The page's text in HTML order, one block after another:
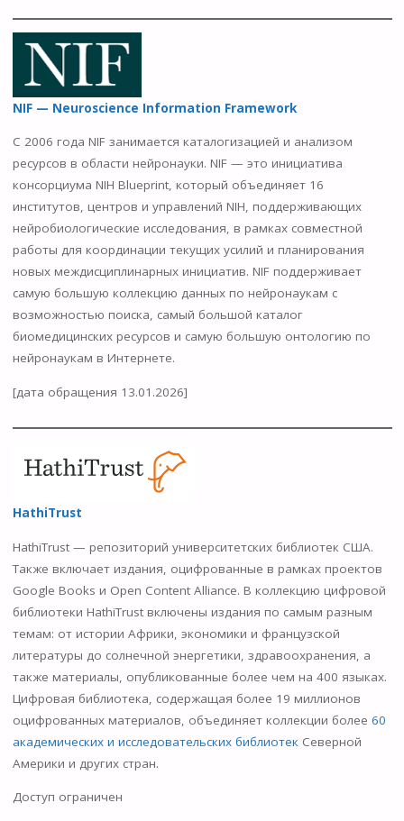
NIF — Neuroscience Information Framework
С 2006 года NIF занимается каталогизацией и анализом
ресурсов в области нейронауки. NIF — это инициатива
консорциума NIH Blueprint, который объединяет 16
институтов, центров и управлений NIH, поддерживающих
нейробиологические исследования, в рамках совместной
работы для координации текущих усилий и планирования
новых междисциплинарных инициатив. NIF поддерживает
самую большую коллекцию данных по нейронаукам с
возможностью поиска, самый большой каталог
биомедицинских ресурсов и самую большую онтологию по
нейронаукам в Интернете.
[дата обращения 13.01.2026]
HathiTrust
HathiTrust — репозиторий университетских библиотек США.
Также включает издания, оцифрованные в рамках проектов
Google Вooks и Open Content Alliance. В коллекцию цифровой
библиотеки HathiTrust включены издания по самым разным
темам: от истории Африки, экономики и французской
литературы до солнечной энергетики, здравоохранения, а
также материалы, опубликованные более чем на 400 языках.
Цифровая библиотека, содержащая более 19 миллионов
оцифрованных материалов, объединяет коллекции более 60
академических и исследовательских библиотекСеверной
Америки и других стран.
Доступ ограничен